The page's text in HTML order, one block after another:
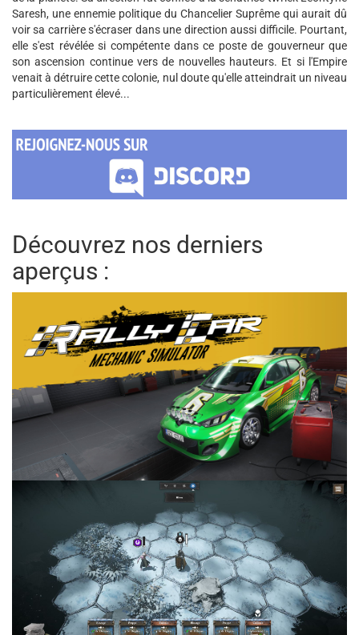
Saresh, une ennemie politique du Chancelier Suprême qui aurait dû
voir sa carrière s'écraser dans une direction aussi difficile. Pourtant,
elle s'est révélée si compétente dans ce poste de gouverneur que
son ascension continue vers de nouvelles hauteurs. Et si l'Empire
venait à détruire cette colonie, nul doute qu'elle atteindrait un niveau
particulièrement élevé...
Découvrez nos derniers
aperçus :